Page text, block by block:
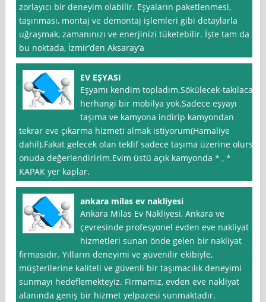
zorlayıcı bir deneyim olabilir. Eşyaların paketlenmesi,
taşınması, montaj ve demontaj işlemleri gibi detaylarla
uğraşmak, zamanınızı ve enerjinizi tüketebilir. İşte tam da
bu noktada, İzmir’den Aksaray’a
EV EŞYASI
Eşyamı kendim topladım.Sökülecek-takılacak
herhangi bir mobilya yok.Sadece eşyayı
taşıma ve kamyona indirip kamyondan
tekrar eve çıkarma hizmeti almak istiyorum(Hamaliye
dahil).Fakat gelecek olan teklif sadece taşıma üzerine olursa
onuda değerlendiririm.Evim üstü açık kamyonda * , *
KAPAK yer kaplar.
ankara milas ev nakliyesi
Ankara Milas Ev Nakliyesi, Ankara ve
çevresinde profesyonel evden eve nakliyat
hizmetleri sunan önde gelen bir nakliyat
firmasıdır. Yılların deneyimi ve güvenilir ekibiyle,
müşterilerine kaliteli ve güvenli bir taşımacılık deneyimi
sunmayı hedeflemekteyiz. Firmamız, evden eve nakliyat
alanında geniş bir hizmet yelpazesi sunmaktadır.